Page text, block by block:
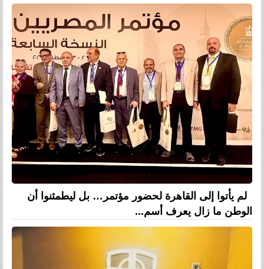
لم يأتوا إلى القاهرة لحضور مؤتمر… بل ليطمئنوا أن
الوطن ما زال يعرف أسم...